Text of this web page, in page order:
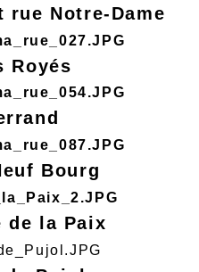
rue Notre-Dame
Royés
Bourg
de la Paix